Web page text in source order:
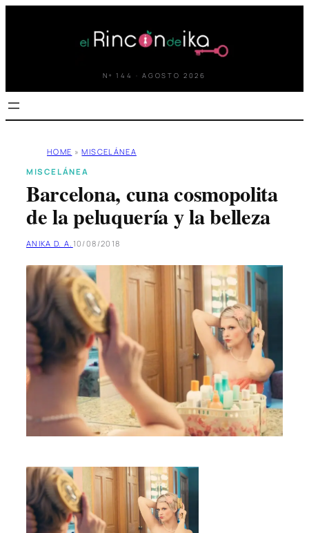
Nº 144 · AGOSTO 2026
HOME » MISCELÁNEA
MISCELÁNEA
Barcelona, cuna cosmopolita
de la peluquería y la belleza
ANIKA D. A. 10/08/2018